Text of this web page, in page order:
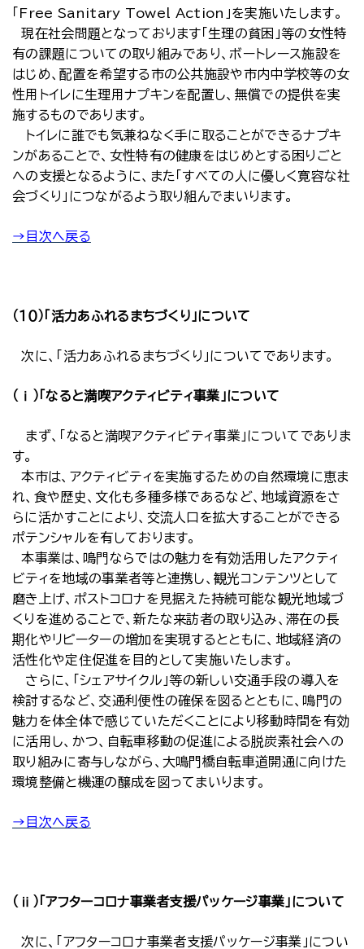
「Free Sanitary Towel Action」を実施いたします。
現在社会問題となっております「生理の貧困」等の女性特
有の課題についての取り組みであり、ボートレース施設を
はじめ、配置を希望する市の公共施設や市内中学校等の女
性用トイレに生理用ナプキンを配置し、無償での提供を実
施するものであります。
トイレに誰でも気兼ねなく手に取ることができるナプキ
ンがあることで、女性特有の健康をはじめとする困りごと
への支援となるように、また「すべての人に優しく寛容な社
会づくり」につながるよう取り組んでまいります。
→目次へ戻る
（１０）「活力あふれるまちづくり」について
次に、「活力あふれるまちづくり」についてであります。
（ⅰ）「なると満喫アクティビティ事業」について
まず、「なると満喫アクティビティ事業」についてでありま
す。
本市は、アクティビティを実施するための自然環境に恵ま
れ、食や歴史、文化も多種多様であるなど、地域資源をさ
らに活かすことにより、交流人口を拡大することができる
ポテンシャルを有しております。
本事業は、鳴門ならではの魅力を有効活用したアクティ
ビティを地域の事業者等と連携し、観光コンテンツとして
磨き上げ、ポストコロナを見据えた持続可能な観光地域づ
くりを進めることで、新たな来訪者の取り込み、滞在の長
期化やリピーターの増加を実現するとともに、地域経済の
活性化や定住促進を目的として実施いたします。
さらに、「シェアサイクル」等の新しい交通手段の導入を
検討するなど、交通利便性の確保を図るとともに、鳴門の
魅力を体全体で感じていただくことにより移動時間を有効
に活用し、かつ、自転車移動の促進による脱炭素社会への
取り組みに寄与しながら、大鳴門橋自転車道開通に向けた
環境整備と機運の醸成を図ってまいります。
→目次へ戻る
（ⅱ）「アフターコロナ事業者支援パッケージ事業」について
次に、「アフターコロナ事業者支援パッケージ事業」につい